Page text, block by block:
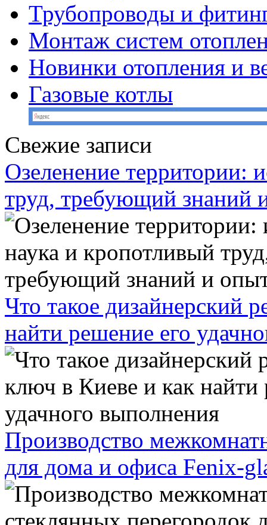
Трубопроводы и
Монтаж систем
Новинки отопления и
Газовые котлы
Свежие записи
Озеленение территории:
труд, требующий знаний
Что такое дизайнерский
найти решение его
Производство
для дома и офиса Fenix-